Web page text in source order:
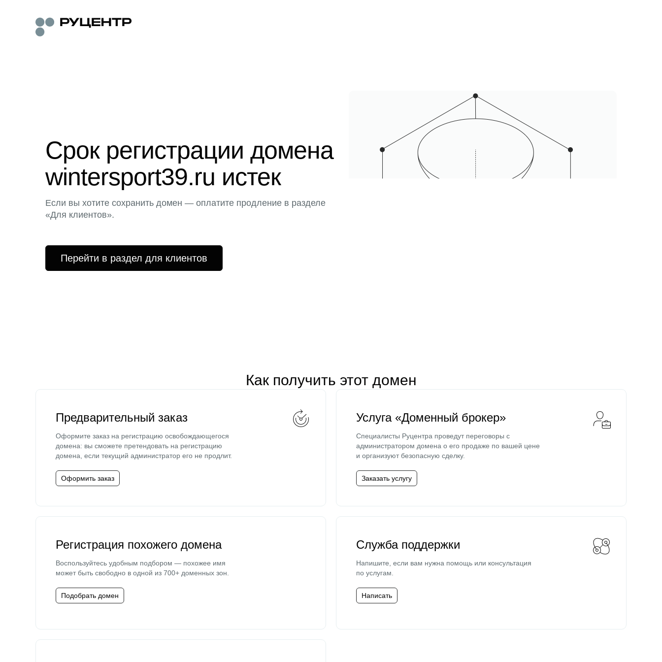
Срок регистрации домена
wintersport39.ru истек
Если вы хотите сохранить домен — оплатите продление в разделе
«Для клиентов».
Перейти в раздел для клиентов
Как получить этот домен
Предварительный заказ
Оформите заказ на регистрацию освобождающегося
домена: вы сможете претендовать на регистрацию
домена, если текущий администратор его не продлит.
Оформить заказ
Услуга «Доменный брокер»
Специалисты Руцентра проведут переговоры с
администратором домена о его продаже по вашей цене
и организуют безопасную сделку.
Заказать услугу
Регистрация похожего домена
Воспользуйтесь удобным подбором — похожее имя
может быть свободно в одной из 700+ доменных зон.
Подобрать домен
Служба поддержки
Напишите, если вам нужна помощь или консультация
по услугам.
Написать